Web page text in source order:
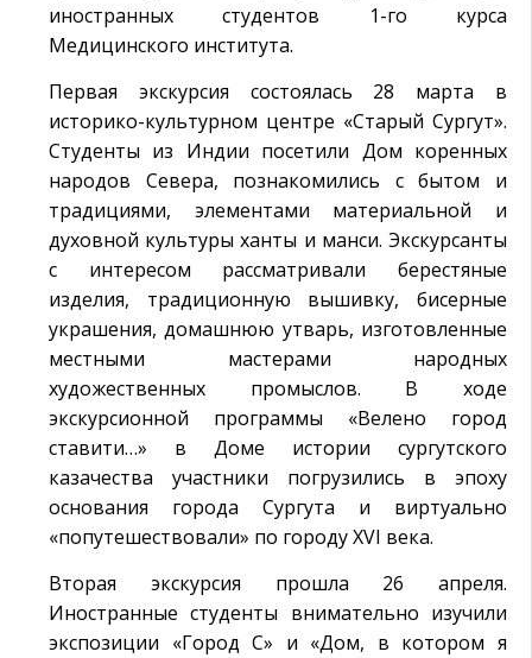
иностранных студентов 1-го курса
Медицинского института.
Первая экскурсия состоялась 28 марта в
историко-культурном центре «Старый Сургут».
Студенты из Индии посетили Дом коренных
народов Севера, познакомились с бытом и
традициями, элементами материальной и
духовной культуры ханты и манси. Экскурсанты
с интересом рассматривали берестяные
изделия, традиционную вышивку, бисерные
украшения, домашнюю утварь, изготовленные
местными мастерами народных
художественных промыслов. В ходе
экскурсионной программы «Велено город
ставити…» в Доме истории сургутского
казачества участники погрузились в эпоху
основания города Сургута и виртуально
«попутешествовали» по городу XVI века.
Вторая экскурсия прошла 26 апреля.
Иностранные студенты внимательно изучили
экспозиции «Город С» и «Дом, в котором я